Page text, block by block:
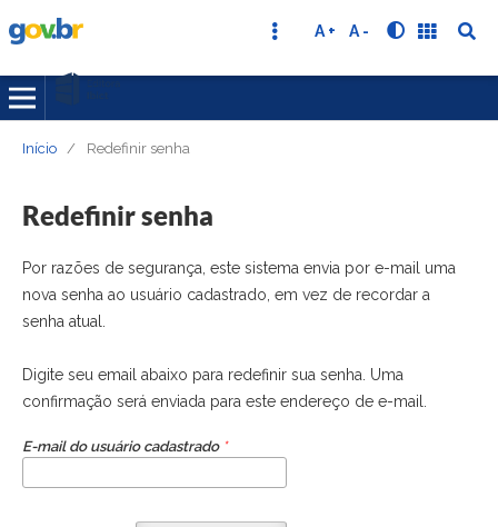
A + A -
Início / Redefinir senha
Redefinir senha
Por razões de segurança, este sistema envia por e-mail uma
nova senha ao usuário cadastrado, em vez de recordar a
senha atual.
Digite seu email abaixo para redefinir sua senha. Uma
confirmação será enviada para este endereço de e-mail.
E-mail do usuário cadastrado *